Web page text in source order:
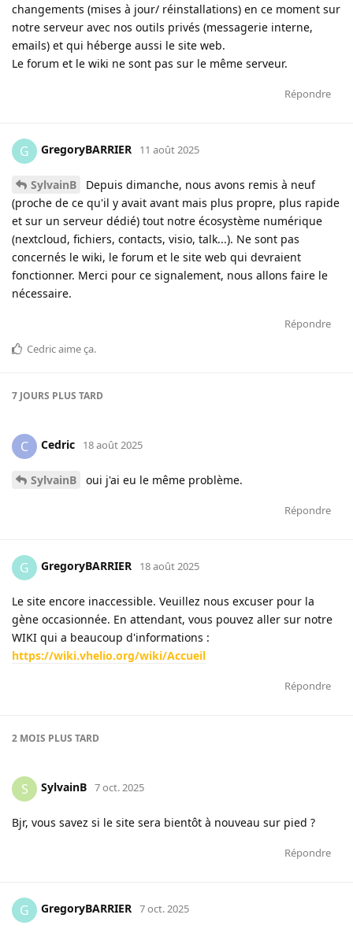
changements (mises à jour/ réinstallations) en ce moment sur
notre serveur avec nos outils privés (messagerie interne,
emails) et qui héberge aussi le site web.
Le forum et le wiki ne sont pas sur le même serveur.
Répondre
G GregoryBARRIER 11 août 2025
SylvainB
Depuis dimanche, nous avons remis à neuf
(proche de ce qu'il y avait avant mais plus propre, plus rapide
et sur un serveur dédié) tout notre écosystème numérique
(nextcloud, fichiers, contacts, visio, talk...). Ne sont pas
concernés le wiki, le forum et le site web qui devraient
fonctionner. Merci pour ce signalement, nous allons faire le
nécessaire.
Répondre
Cedricaime ça.
7 JOURS PLUS TARD
C Cedric 18 août 2025
SylvainB oui j'ai eu le même problème.
Répondre
G GregoryBARRIER 18 août 2025
Le site encore inaccessible. Veuillez nous excuser pour la
gène occasionnée. En attendant, vous pouvez aller sur notre
WIKI qui a beaucoup d'informations :
https://wiki.vhelio.org/wiki/Accueil
Répondre
2 MOIS PLUS TARD
S SylvainB 7 oct. 2025
Bjr, vous savez si le site sera bientôt à nouveau sur pied ?
Répondre
G GregoryBARRIER 7 oct. 2025